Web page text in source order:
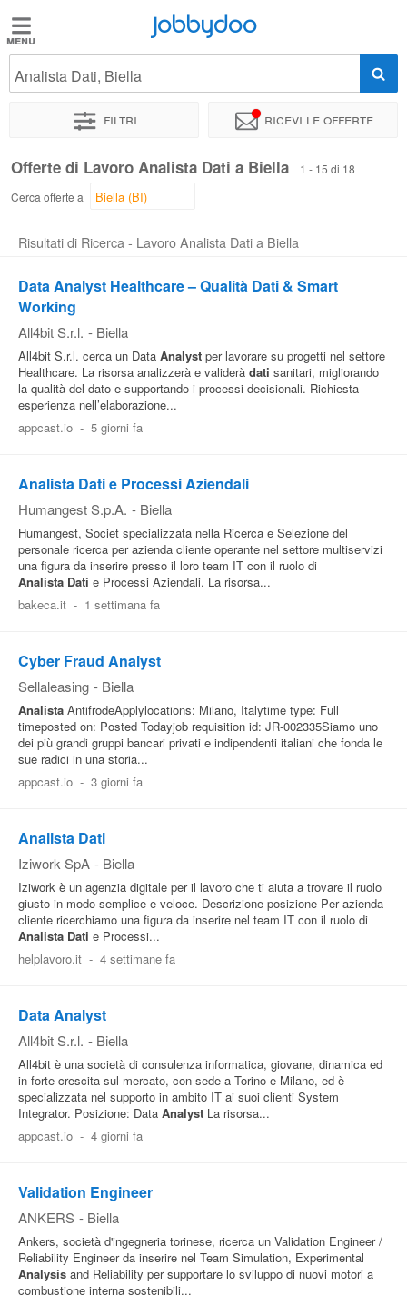
Jobbydoo
Offerte
Stipendi
Elenco
professioni
Blog
Pubblica
Area
Aziende
Jobbydoo
Analista Dati, Biella
Filtri Ricevi le offerte
Offerte di Lavoro Analista Dati a Biella
1 - 15 di 18
Cerca offerte a
Risultati di Ricerca - Lavoro Analista Dati a Biella
Data Analyst Healthcare – Qualità Dati & Smart
Working
All4bit S.r.l. - Biella
All4bit S.r.l. cerca un Data Analyst per lavorare su progetti nel settore
Healthcare. La risorsa analizzerà e validerà dati sanitari, migliorando
la qualità del dato e supportando i processi decisionali. Richiesta
esperienza nell’elaborazione...
appcast.io - 5 giorni fa
Analista Dati e Processi Aziendali
Humangest S.p.A. - Biella
Humangest, Societ specializzata nella Ricerca e Selezione del
personale ricerca per azienda cliente operante nel settore multiservizi
una figura da inserire presso il loro team IT con il ruolo di
Analista Dati e Processi Aziendali. La risorsa...
bakeca.it - 1 settimana fa
Cyber Fraud Analyst
Sellaleasing - Biella
Analista AntifrodeApplylocations: Milano, Italytime type: Full
timeposted on: Posted Todayjob requisition id: JR-002335Siamo uno
dei più grandi gruppi bancari privati e indipendenti italiani che fonda le
sue radici in una storia...
appcast.io - 3 giorni fa
Analista Dati
Iziwork SpA - Biella
Iziwork è un agenzia digitale per il lavoro che ti aiuta a trovare il ruolo
giusto in modo semplice e veloce. Descrizione posizione Per azienda
cliente ricerchiamo una figura da inserire nel team IT con il ruolo di
Analista Dati e Processi...
helplavoro.it - 4 settimane fa
Data Analyst
All4bit S.r.l. - Biella
All4bit è una società di consulenza informatica, giovane, dinamica ed
in forte crescita sul mercato, con sede a Torino e Milano, ed è
specializzata nel supporto in ambito IT ai suoi clienti System
Integrator. Posizione: Data Analyst La risorsa...
appcast.io - 4 giorni fa
Validation Engineer
ANKERS - Biella
Ankers, società d'ingegneria torinese, ricerca un Validation Engineer /
Reliability Engineer da inserire nel Team Simulation, Experimental
Analysis and Reliability per supportare lo sviluppo di nuovi motori a
combustione interna sostenibili...